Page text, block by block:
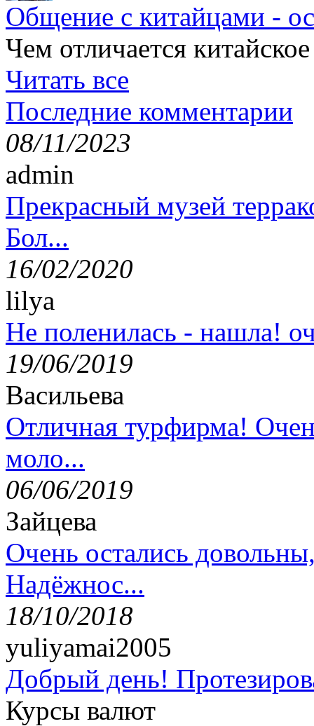
Общение с китайцами -
Чем отличается
Читать все
Последние комментарии
08/11/2023
admin
Прекрасный музей
Бол...
16/02/2020
lilya
Не поленилась - нашла!
19/06/2019
Васильева
Отличная турфирма!
моло...
06/06/2019
Зайцева
Очень остались
Надёжнос...
18/10/2018
yuliyamai2005
Добрый день!
Курсы валют